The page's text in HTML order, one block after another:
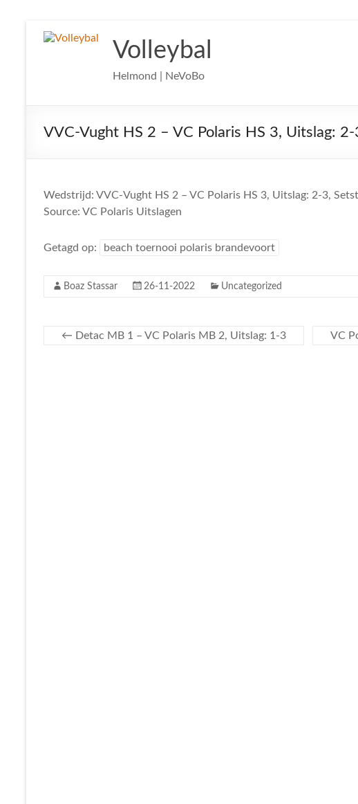
naar
Volleybal
Helmond | NeVoBo
VVC-Vught HS 2 – VC Polaris HS 3, Uitslag: 2-
Wedstrijd: VVC-Vught HS 2 – VC Polaris HS 3, Uitslag: 2-3,
Source: VC Polaris Uitslagen
Getagd op: beach toernooi polaris brandevoort
Boaz Stassar 26-11-2022 Uncategorized
← Detac MB 1 – VC Polaris MB 2, Uitslag: 1-3 VC